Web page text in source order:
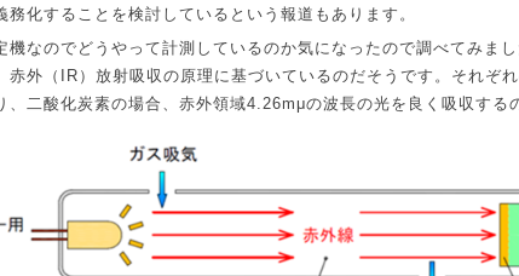
務化することを検討しているという報道もあります。
機なのでどうやって計測しているのか気になったので調べてみま
赤外（
IR ）放射吸収の原理に基づいているのだそうです。それぞ
、二酸化炭素の場合、赤外領域4.26mμの波長の光を良く吸収する